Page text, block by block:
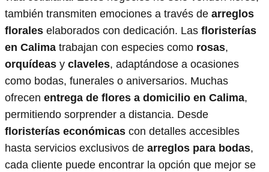
también transmiten emociones a través de arreglos
florales elaborados con dedicación. Las floristerías
en Calima trabajan con especies como rosas,
orquídeas y claveles, adaptándose a ocasiones
como bodas, funerales o aniversarios. Muchas
ofrecen entrega de flores a domicilio en Calima,
permitiendo sorprender a distancia. Desde
floristerías económicas con detalles accesibles
hasta servicios exclusivos de arreglos para bodas,
cada cliente puede encontrar la opción que mejor se